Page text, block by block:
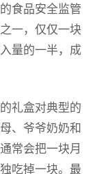
食品安全监管
一，仅仅一块
量的一半，成
礼盒对典型的
、爷爷奶奶和
常会把一块月
吃掉一块。最